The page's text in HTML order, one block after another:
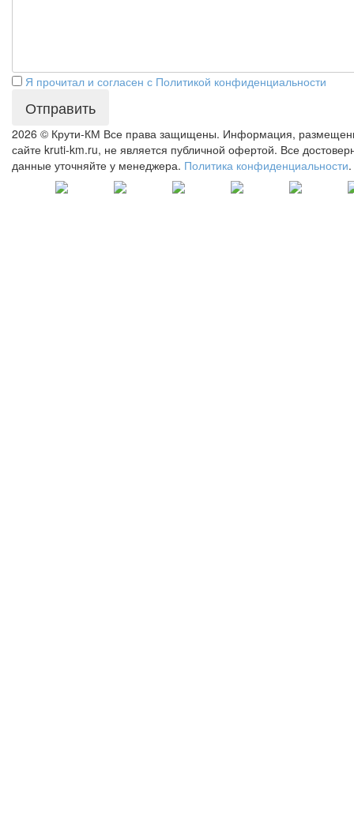
Я прочитал и согласен с Политикой конфиденциальности
Отправить
2026 © Крути-КМ Все права защищены. Информация,
сайте kruti-km.ru, не является публичной офертой. Все
данные уточняйте у менеджера. Политика конфиденциальности.